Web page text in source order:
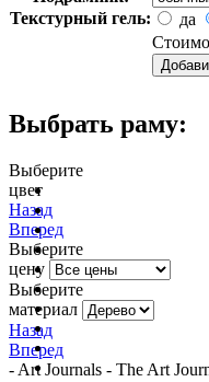
Текстурный гель:
да
Выбрать раму:
Выберите
цвет
Назад
Вперед
Выберите
цену
Выберите
материал
Назад
Вперед
- Art Journals - The Art